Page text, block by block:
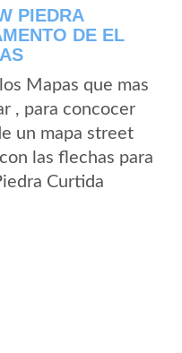
PIEDRA
DE EL
Mapas que mas
, para concocer
un mapa street
las flechas para
Curtida